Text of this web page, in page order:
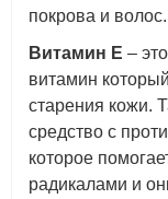
покрова и волос.
Витамин Е –
витамин
старения кожи.
средство с
которое
радикалами и